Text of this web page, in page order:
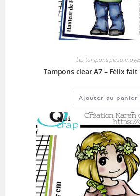
Les tampons
Tampons clear A7 – Félix
Ajouter au panier